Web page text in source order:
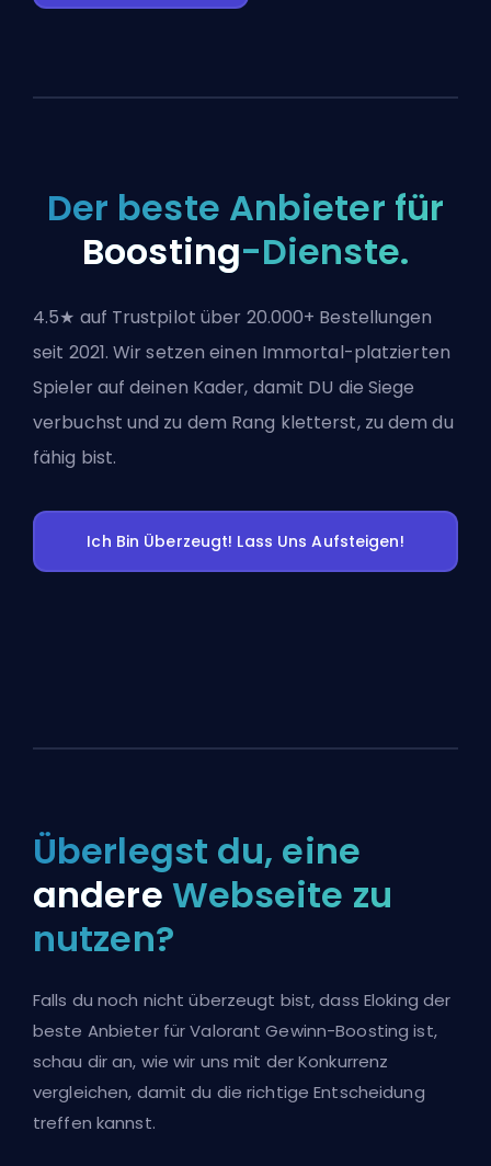
Der beste Anbieter für
Boosting-Dienste.
4.5★ auf Trustpilot über 20.000+ Bestellungen
seit 2021. Wir setzen einen Immortal-platzierten
Spieler auf deinen Kader, damit DU die Siege
verbuchst und zu dem Rang kletterst, zu dem du
fähig bist.
Ich Bin Überzeugt! Lass Uns Aufsteigen!
Überlegst du, eine
andere Webseite zu
nutzen?
Falls du noch nicht überzeugt bist, dass Eloking der
beste Anbieter für Valorant Gewinn-Boosting ist,
schau dir an, wie wir uns mit der Konkurrenz
vergleichen, damit du die richtige Entscheidung
treffen kannst.